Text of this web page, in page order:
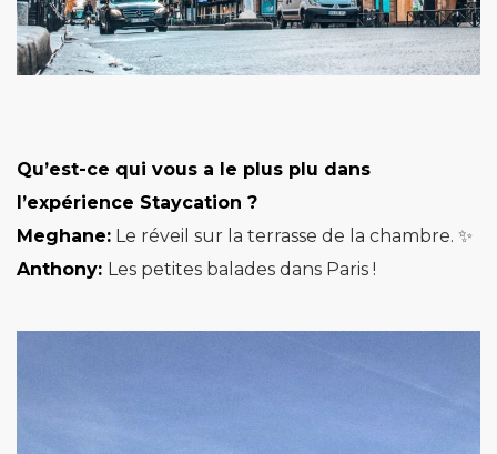
Qu’est-ce qui vous a le plus plu dans
l’expérience Staycation ?
Meghane: Le réveil sur la terrasse de la chambre. ✨
Anthony: Les petites balades dans Paris !